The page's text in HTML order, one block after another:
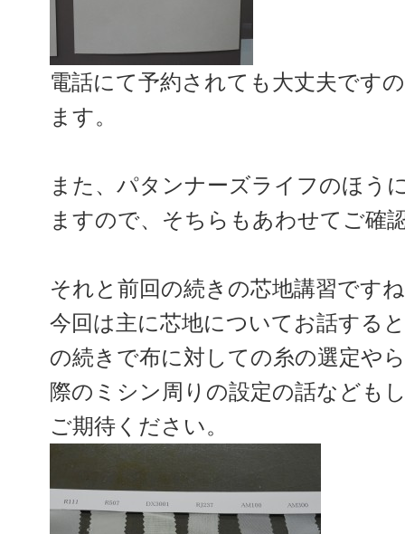
電話にて予約されても大丈夫です
ます。
また、パタンナーズライフのほう
ますので、そちらもあわせてご確
それと前回の続きの芯地講習です
今回は主に芯地についてお話する
の続きで布に対しての糸の選定や
際のミシン周りの設定の話なども
ご期待ください。